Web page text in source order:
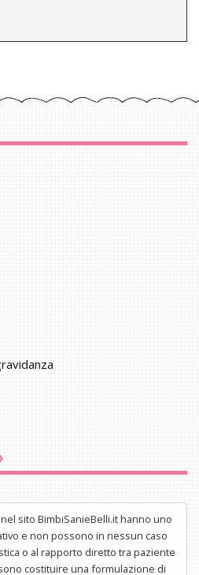
sito BimbiSanieBelli.it hanno uno
e non possono in nessun caso
o al rapporto diretto tra paziente
costituire una formulazione di